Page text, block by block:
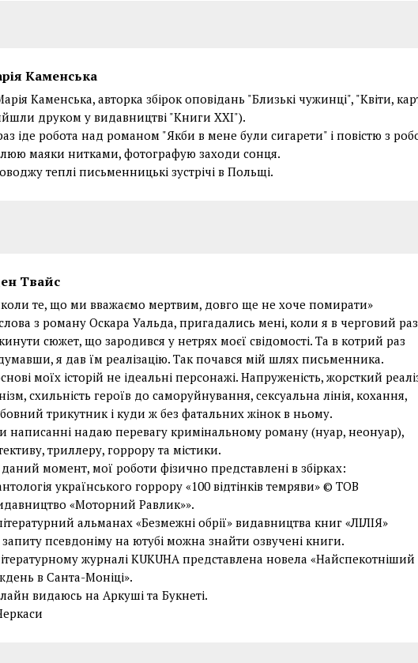
Каменська
Каменська, авторка збірок оповідань "Близькі чужинці", "Квіти,
друком у видавництві "Книги ХХІ").
іде робота над романом "Якби в мене були сигарети" і повістю з
маяки нитками, фотографую заходи сонця.
теплі письменницькі зустрічі в Польщі.
Твайс
те, що ми вважаємо мертвим, довго ще не хоче помирати»
з роману Оскара Уальда, пригадались мені, коли я в черговий раз
сюжет, що зародився у нетрях моєї свідомості. Та в котрий раз
я дав їм реалізацію. Так почався мій шлях письменника.
моїх історій не ідеальні персонажі. Напруженість, жорсткий
схильність героїв до саморуйнування, сексуальна лінія, кохання,
трикутник і куди ж без фатальних жінок в ньому.
написанні надаю перевагу кримінальному роману (нуар, неонуар),
триллеру, горрору та містики.
момент, мої роботи фізично представлені в збірках:
українського горрору «100 відтінків темряви» © ТОВ
«Моторний Равлик»».
альманах «Безмежні обрії» видавництва книг «ЛІЛІЯ»
псевдоніму на ютубі можна знайти озвучені книги.
журналі KUKUHA представлена новела «Найспекотніший
в Санта-Моніці».
видаюсь на Аркуші та Букнеті.